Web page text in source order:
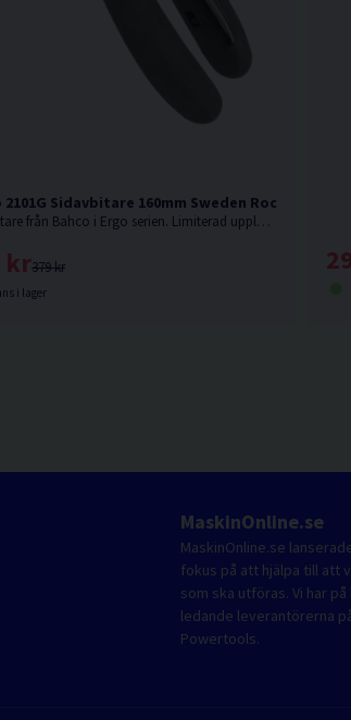
2101G Sidavbitare 160mm Sweden Rock
Sidavbitare från Bahco i Ergo serien. Limiterad upplaga med Sweden Rock text på insidan av handtagen.
379 kr
kr
i lager
MaskinOnline.se
MaskinOnline.se
fokus på att hjälpa till att
som ska utföras. Vi har
ledande leverantörerna
Powertools.